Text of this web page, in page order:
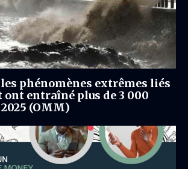
phénomènes extrêmes liés
ont entraîné plus de 3 000
(OMM)